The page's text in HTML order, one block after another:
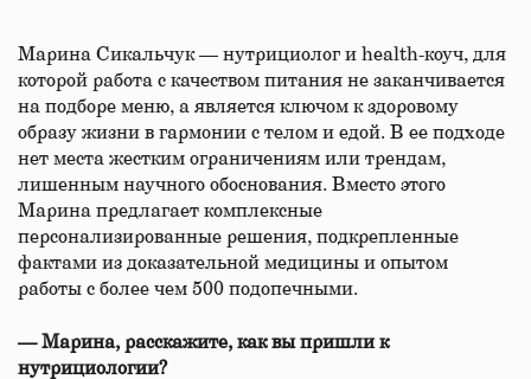
Марина Сикальчук — нутрициолог и health-коуч, для
которой работа с качеством питания не заканчивается
на подборе меню, а является ключом к здоровому
образу жизни в гармонии с телом и едой. В ее подходе
нет места жестким ограничениям или трендам,
лишенным научного обоснования. Вместо этого
Марина предлагает комплексные
персонализированные решения, подкрепленные
фактами из доказательной медицины и опытом
работы с более чем 500 подопечными.
— Марина, расскажите, как вы пришли к
нутрициологии?